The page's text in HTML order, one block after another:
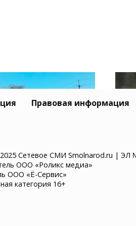
в
области
полностью
Правовая информация
Сетевое СМИ Smolnarod.ru | ЭЛ
ООО «Роликс медиа»
ООО «Ё-Сервис»
категория 16+